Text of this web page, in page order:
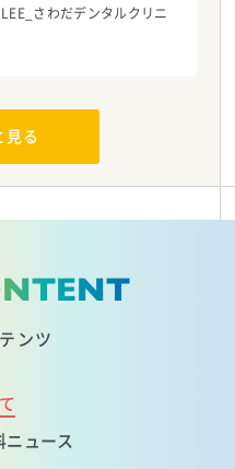
さわだデンタルクリニ
見る
ンツ
ニュース